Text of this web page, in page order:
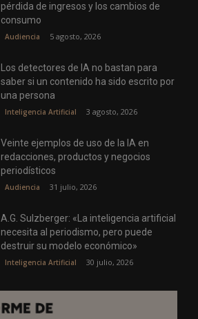
pérdida de ingresos y los cambios de
consumo
Audiencia 5 agosto, 2026
Los detectores de IA no bastan para
saber si un contenido ha sido escrito por
una persona
Inteligencia Artificial 3 agosto, 2026
Veinte ejemplos de uso de la IA en
redacciones, productos y negocios
periodísticos
Audiencia 31 julio, 2026
A.G. Sulzberger: «La inteligencia artificial
necesita al periodismo, pero puede
destruir su modelo económico»
Inteligencia Artificial 30 julio, 2026